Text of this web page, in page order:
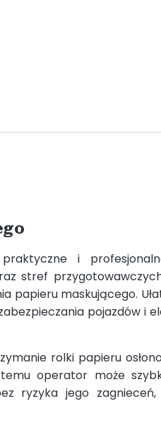
i
stref
papieru maskującego.
pojazdów i
rolki papieru
operator może
ryzyka jego